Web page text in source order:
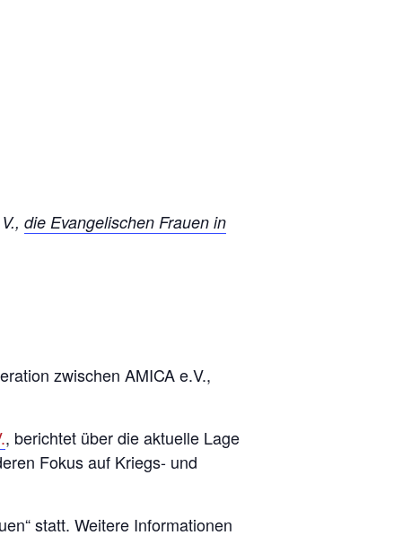
die Evangelischen Frauen in
zwischen AMICA e.V.,
, berichtet über die aktuelle Lage
Fokus auf Kriegs- und
statt. Weitere Informationen